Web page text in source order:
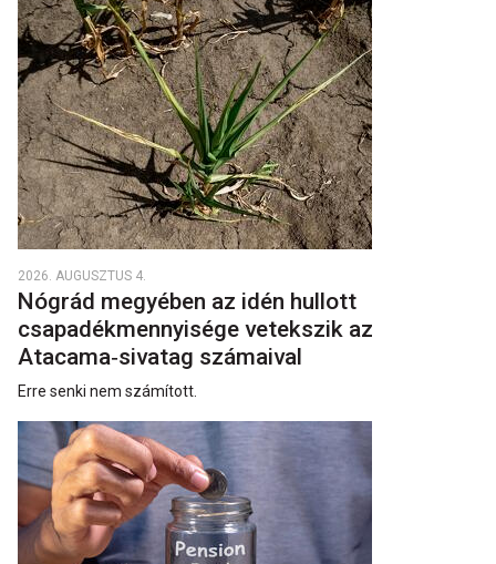
2026. AUGUSZTUS 4.
Nógrád megyében az idén hullott
csapadékmennyisége vetekszik az
Atacama‑sivatag számaival
Erre senki nem számított.